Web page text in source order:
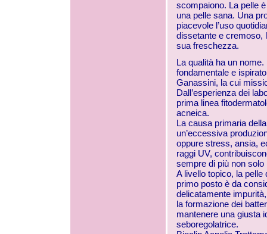
scompaiono. La pelle
una pelle sana. Una
piacevole l’uso
dissetante e cremoso,
sua freschezza.
La qualità ha un
fondamentale e
Ganassini, la cui
Dall’esperienza dei
prima linea
acneica.
La causa primaria
un’eccessiva
oppure stress, ansia,
raggi UV,
sempre di più non solo
A livello topico, la
primo posto è da
delicatamente
la formazione dei
mantenere una giusta
seboregolatrice.